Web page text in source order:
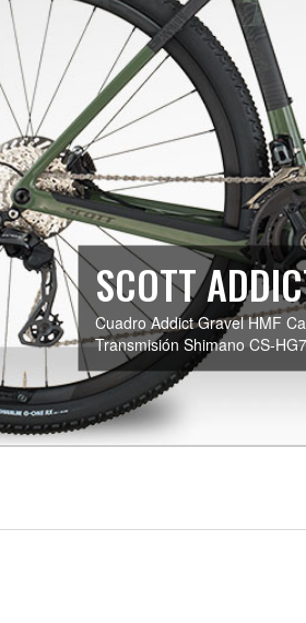
SCOTT
Cuadro Addict Gravel HMF
Transmisión Shimano CS-